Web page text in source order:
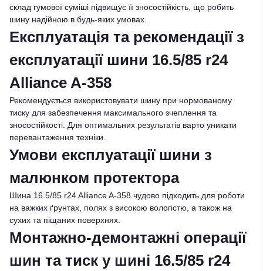
склад гумової суміші підвищує її зносостійкість, що робить
шину надійною в будь-яких умовах.
Експлуатація та рекомендації з
експлуатації шини 16.5/85 r24
Alliance A-358
Рекомендується використовувати шину при нормованому
тиску для забезпечення максимального зчеплення та
зносостійкості. Для оптимальних результатів варто уникати
перевантаження техніки.
Умови експлуатації шини з
малюнком протектора
Шина 16.5/85 r24 Alliance A-358 чудово підходить для роботи
на важких ґрунтах, полях з високою вологістю, а також на
сухих та піщаних поверхнях.
Монтажно-демонтажні операції
шин та тиск у шині 16.5/85 r24